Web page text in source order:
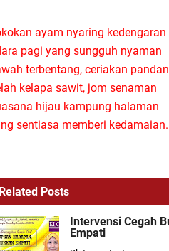
ayam nyaring kedengaran
pagi yang sungguh nyaman
terbentang, ceriakan
kelapa sawit, jom senaman
hijau kampung halaman
sentiasa memberi kedamaian.
Related Posts
Intervensi Cegah
Empati